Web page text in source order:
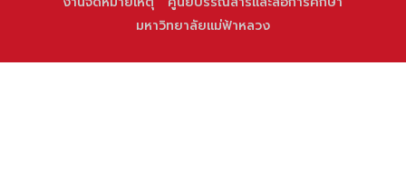
มหาวิทยาลัยแม่ฟ้าหลวง